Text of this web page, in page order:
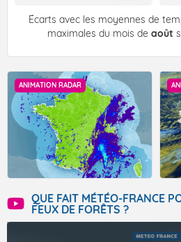
Écarts avec les moyennes de
maximales du mois de août
ANIMATION RADAR
QUE FAIT MÉTÉO-FRANCE
FEUX DE FORÊTS ?